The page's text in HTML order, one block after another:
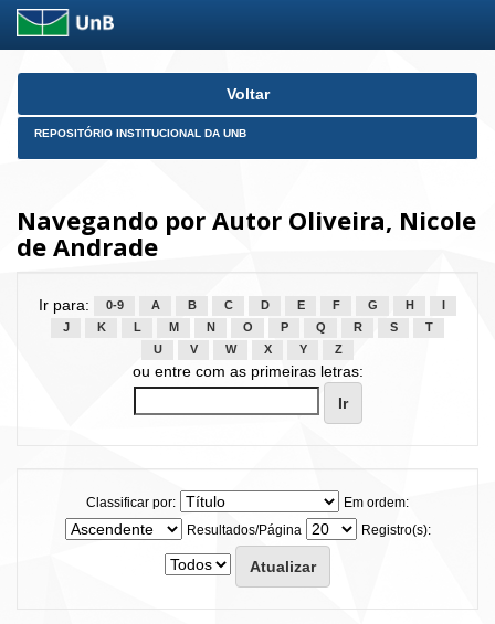
Skip
Voltar
REPOSITÓRIO INSTITUCIONAL DA UNB
Navegando por Autor Oliveira, Nicole
de Andrade
Ir para: 0-9 A B C D E F G H
J
K L M N O P Q R S
T
U
V W X Y Z
ou entre com as primeiras letras:
Classificar por:
Em ordem:
Resultados/Página
Registro(s):